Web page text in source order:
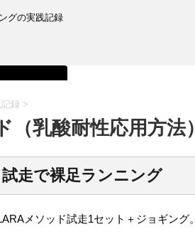
グの実践記録
録 >
（乳酸耐性応用方法
走で裸足ランニング
メソッド試走1セット＋ジョギング。